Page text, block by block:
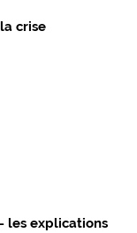
crise
les explications